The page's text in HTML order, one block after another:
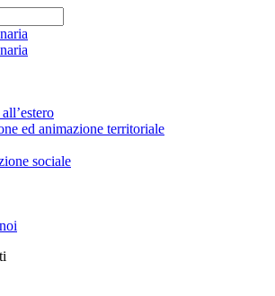
ed animazione territoriale
sociale